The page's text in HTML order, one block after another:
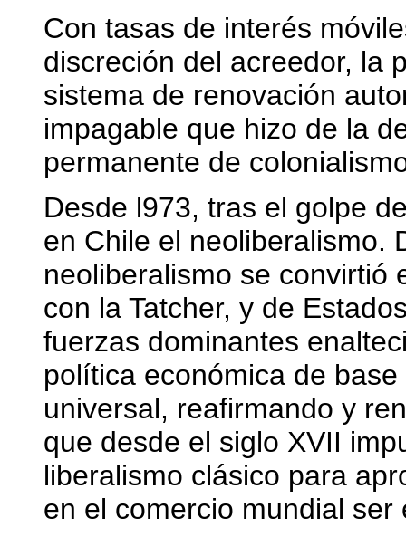
Con tasas de interés
discreción del acreedor, la
sistema de renovación
impagable que hizo de la
permanente de
Desde l973, tras el golpe
en Chile el neoliberalismo.
neoliberalismo se convirtió
con la Tatcher, y de
fuerzas dominantes
política económica de
universal, reafirmando y
que desde el siglo XVII
liberalismo clásico para
en el comercio mundial